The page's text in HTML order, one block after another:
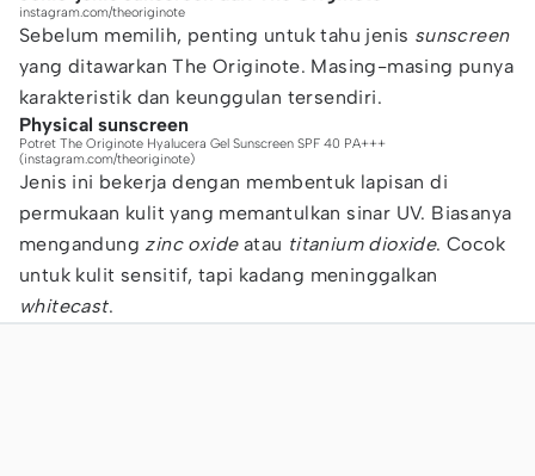
instagram.com/theoriginote
Sebelum memilih, penting untuk tahu jenis sunscreen
yang ditawarkan The Originote. Masing-masing punya
karakteristik dan keunggulan tersendiri.
Physical sunscreen
Potret The Originote Hyalucera Gel Sunscreen SPF 40 PA+++
(instagram.com/theoriginote)
Jenis ini bekerja dengan membentuk lapisan di
permukaan kulit yang memantulkan sinar UV. Biasanya
mengandung zinc oxideatau titanium dioxide. Cocok
untuk kulit sensitif, tapi kadang meninggalkan
whitecast.